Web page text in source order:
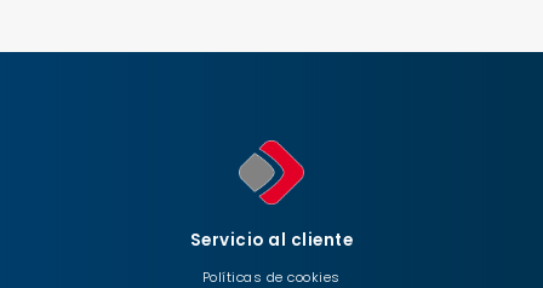
Servicio al cliente
Políticas de cookies